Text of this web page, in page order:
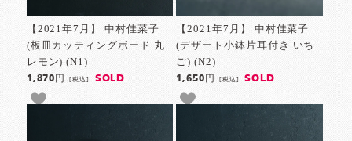
【2021年7月】 中村佳菜子
(板皿カッティングボード 丸
レモン) (N1)
1,870円[税込] SOLD
【2021年7月】 中村佳菜子
(デザート小鉢片耳付き いち
ご) (N2)
1,650円 [税込] SOLD